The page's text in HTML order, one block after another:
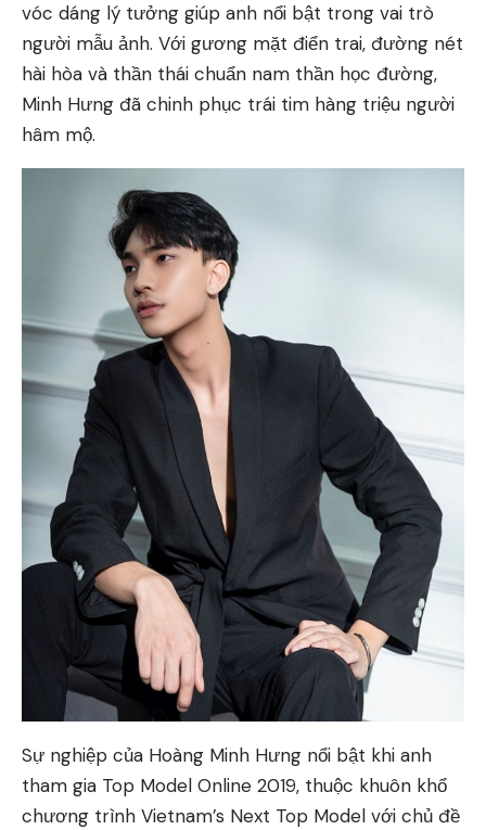
vóc dáng lý tưởng giúp anh nổi bật trong vai trò
người mẫu ảnh. Với gương mặt điển trai, đường nét
hài hòa và thần thái chuẩn nam thần học đường,
Minh Hưng đã chinh phục trái tim hàng triệu người
hâm mộ.
Sự nghiệp của Hoàng Minh Hưng nổi bật khi anh
tham gia Top Model Online 2019, thuộc khuôn khổ
chương trình Vietnam’s Next Top Model với chủ đề